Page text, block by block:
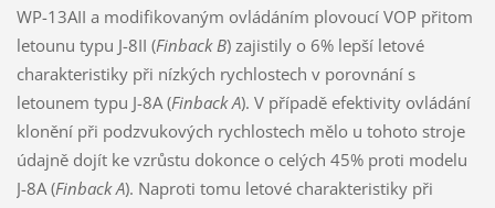
WP-13AII a modifikovaným ovládáním plovoucí VOP přitom
letounu typu J-8II (Finback B) zajistily o 6% lepší letové
charakteristiky při nízkých rychlostech v porovnání s
letounem typu J-8A (Finback A). V případě efektivity ovládání
klonění při podzvukových rychlostech mělo u tohoto stroje
údajně dojít ke vzrůstu dokonce o celých 45% proti modelu
J-8A (Finback A). Naproti tomu letové charakteristiky při